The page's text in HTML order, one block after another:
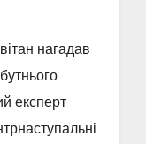
нагадав
експерт